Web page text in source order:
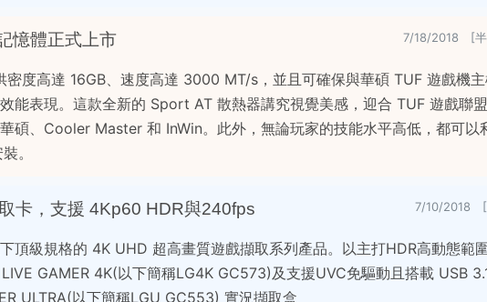
憶體正式上市 7/18/2018 [半
度高達 16GB、速度高達 3000 MT/s，並且可確保與華碩 TUF 遊戲機主
能表現。這款全新的 Sport AT 散熱器講究視覺美感，迎合 TUF 遊戲聯
碩、Cooler Master 和 InWin。此外，無論玩家的技能水平高低，都可以
。
卡，支援 4Kp60 HDR與240fps 7/10/2018 [
頂級規格的 4K UHD 超高畫質遊戲擷取系列產品。以主打HDR高動態範
GAMER 4K(以下簡稱LG4K GC573)及支援UVC免驅動且搭載 USB
ULTRA(以下簡稱LGU GC553) 實況擷取盒